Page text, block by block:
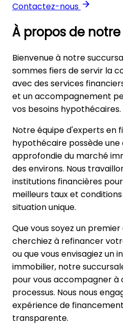
Contactez-nous
La Prairie
758 Boul
+
−
À propos de
Bienvenue à notre
sommes fiers de servir la
avec des services
et un accompagnement
vos besoins hypothécaires.
Notre équipe d'experts en
hypothécaire possède une
approfondie du marché
des environs. Nous
institutions financières
meilleurs taux et
situation unique.
Que vous soyez un
cherchiez à refinancer
ou que vous envisagiez un
immobilier, notre
pour vous accompagner à
processus. Nous nous
expérience de
transparente.